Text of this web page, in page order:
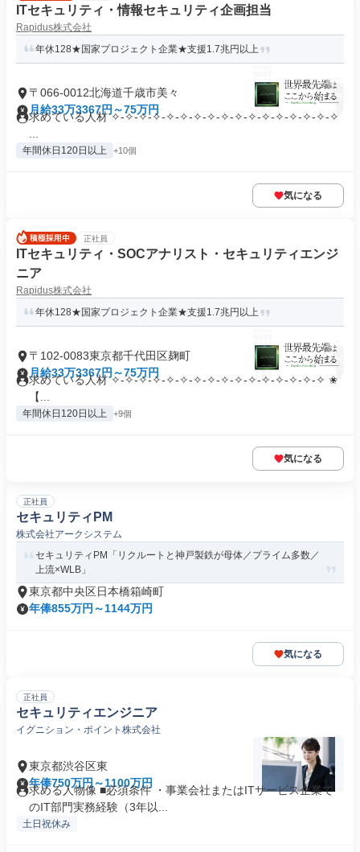
ITセキュリティ・情報セキュリティ企画担当
Rapidus株式会社
年休128★国家プロジェクト企業★支援1.7兆円以上
〒066-0012北海道千歳市美々
月給33万3367円～75万円
求めている人材 ✧-✧-✧-✧-✧-✧-✧-✧-✧-✧-✧-✧-✧-✧-✧-✧-✧
年間休日120日以上 +10個
気になる
正社員
ITセキュリティ・SOCアナリスト・セキュリティエンジ
ニア
Rapidus株式会社
年休128★国家プロジェクト企業★支援1.7兆円以上
〒102-0083東京都千代田区麹町
月給33万3367円～75万円
求めている人材 ✧-✧-✧-✧-✧-✧-✧-✧-✧-✧-✧-✧-✧-✧-✧-✧ ✬
【...
年間休日120日以上 +9個
気になる
正社員
セキュリティPM
株式会社アークシステム
セキュリティPM「リクルートと神戸製鉄が母体／プライム多数／
上流×WLB」
東京都中央区日本橋箱崎町
年俸855万円～1144万円
気になる
正社員
セキュリティエンジニア
イグニション・ポイント株式会社
東京都渋谷区東
年俸750万円～1100万円
求める人物像 ■必須条件 ・事業会社またはITサービス企業で
のIT部門実務経験（3年以...
土日祝休み